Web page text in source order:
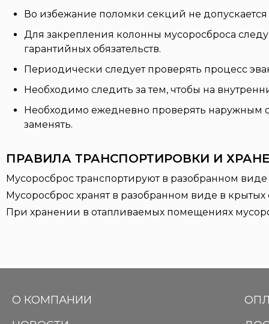
Во избежание поломки секций не
Для закрепления колонны мусоросброса
гарантийных обязательств.
Периодически следует проверять процесс
Необходимо следить за тем, чтобы на
Необходимо ежедневно проверять наружным
заменять.
ПРАВИЛА ТРАНСПОРТИРОВКИ И
Мусоросброс транспортируют в разобранном
Мусоросброс хранят в разобранном виде в
При хранении в отапливаемых помещениях
О КОМПАНИИ